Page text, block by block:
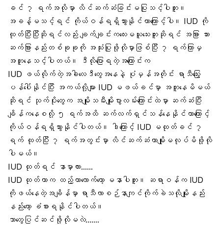
ခင် ၇ ရက်အလိုမှာ လိင်ဆက်ဆံခြင်းမပြုသင့်ပါဘူး။
အခန့်မသင့်ရင် ကိုယ်ဝန် ရရှိသွားနိုင်တာကြောင့်ပါ။ IUD ကို
ထုတ်ပြီးပြီးဆိုရင်လည်း ချက်ချင်းကလေးမယူသေးဘူးဆိုရင် အခြား သား
ဆက်ခြားနည်းတစ်ခုခုကို အသုံးပြုဖို့လိုမှာဖြစ်ပြီး ၇ ရက်ကြာမှ
အတူနေသင့်ပါတယ်။ ဒီလိုပြောရတဲ့အကြောင်းက
IUD ဖယ်လိုက်တဲ့အခါလေဒီတွေအနေနဲ့ ပုံမှန်အတိုင်း ရာသီသွေးြ
ပန်ပေါ်နိုင်ပြီး အကယ်လို့များ IUD မဖယ်ခင်မှာ အတူနေမိမယ်
ဆိုရင် သုက်ပိုးတွေက အမျိုးသမီးမျိုးပွားလမ်းကြောင်းထဲမှာ ဆက်ဆံပြီး
ချိန်ကနေစလို့ ၅ ရက်အထိ ဆက်လက်ရှင်သန်နေနိုင်တာကြောင့်
ကိုယ်ဝန်ရရှိသွားနိုင်ပါတယ်။ ဒါကြောင့် IUD မထုတ်ခင် ၇
ရက် ထုတ်ပြီး ၇ ရက်အတွင်းမှာ လိင်ဆက်ဆံတာမျိုးမလုပ်မိဖို့လို
ပါမယ်။
IUD ထုတ်ရင် နာမှာလား……
IUD ထုတ်တာက ထည့်တာလောက်တော့ မနာပါဘူး။ ဆရာဝန်က IUD
ကိုဖယ်နေတဲ့အချိန်မှာ ရာသီလာစဉ်နာကျင်ကိုက်ခဲသလိုမျိုးနည်း
နည်းတော့ ခံစားရနိုင်ပါတယ်။
ဘာတွေပြင်ဆင်ဖို့လိုမလဲ…….